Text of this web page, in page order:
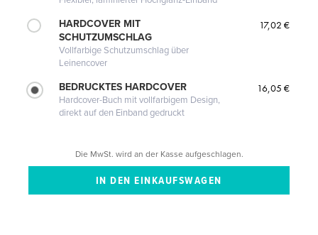
HARDCOVER MIT
SCHUTZUMSCHLAG
Vollfarbige Schutzumschlag über
Leinencover
17,02 €
BEDRUCKTES HARDCOVER
Hardcover-Buch mit vollfarbigem Design,
direkt auf den Einband gedruckt
16,05 €
Die MwSt. wird an der Kasse aufgeschlagen.